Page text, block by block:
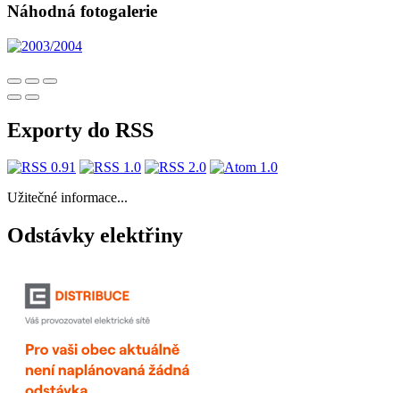
Náhodná fotogalerie
Exporty do RSS
Užitečné informace...
Odstávky elektřiny